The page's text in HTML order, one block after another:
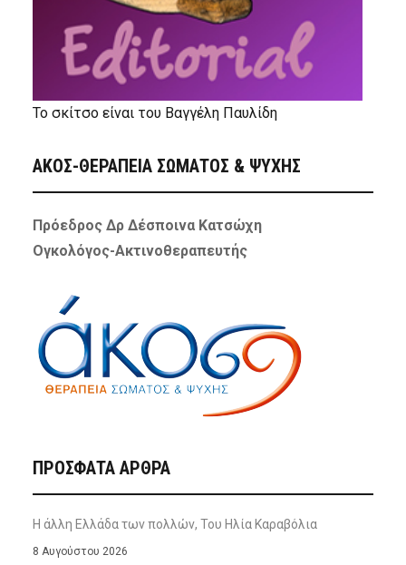
Το σκίτσο είναι του Βαγγέλη Παυλίδη
ΑΚΟΣ-ΘΕΡΑΠΕΙΑ ΣΩΜΑΤΟΣ & ΨΥΧΗΣ
Πρόεδρος Δρ Δέσποινα Κατσώχη
Ογκολόγος-Ακτινοθεραπευτής
ΠΡΌΣΦΑΤΑ ΆΡΘΡΑ
Η άλλη Ελλάδα των πολλών, Του Ηλία Καραβόλια
8 Αυγούστου 2026